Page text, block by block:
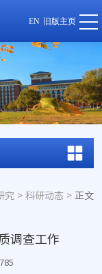
EN 旧版主页
究 > 科研动态 > 正文
调查工作
785